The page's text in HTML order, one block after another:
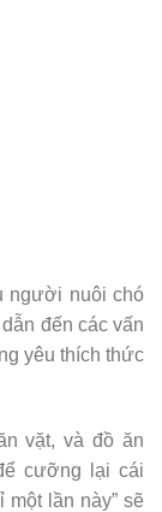
người nuôi chó
đến các vấn
yêu thích thức
vặt, và đồ ăn
cưỡng lại cái
lần này” sẽ